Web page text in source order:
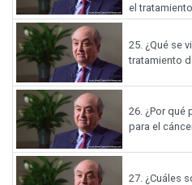
el
25.¿Qué se
tratamiento
26.¿Por qué
para el
27. ¿Cuáles